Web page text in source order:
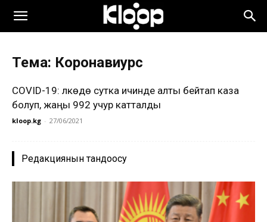
Тема: Коронавиурс
COVID-19: Өлкөдө сутка ичинде алты бейтап каза
болуп, жаңы 992 учур катталды
kloop.kg - 27/06/2021
Редакциянын тандоосу